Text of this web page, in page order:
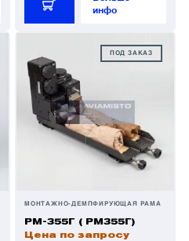
инфо
ПОД ЗАКАЗ
МОНТАЖНО-ДЕМПФИРУЮЩАЯ РАМА
РМ-355Г ( РМ355Г)
Цена по запросу